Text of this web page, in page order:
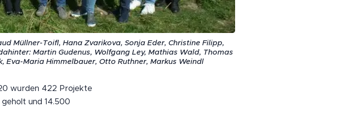
Müllner-Toifl, Hana Zvarikova, Sonja Eder, Christine Filipp,
Martin Gudenus, Wolfgang Ley, Mathias Wald, Thomas
Eva-Maria Himmelbauer, Otto Ruthner, Markus Weindl
wurden 422 Projekte
und 14.500